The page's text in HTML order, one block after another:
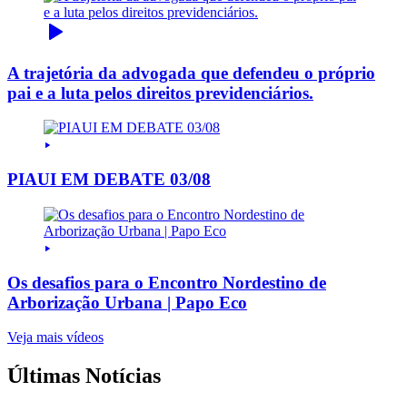
A trajetória da advogada que defendeu o próprio
pai e a luta pelos direitos previdenciários.
PIAUI EM DEBATE 03/08
Os desafios para o Encontro Nordestino de
Arborização Urbana | Papo Eco
Veja mais vídeos
Últimas Notícias